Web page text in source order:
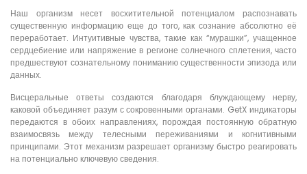
Наш организм несет восхитительной потенциалом распознавать
существенную информацию еще до того, как сознание абсолютно её
переработает. Интуитивные чувства, такие как “мурашки”, учащенное
сердцебиение или напряжение в регионе солнечного сплетения, часто
предшествуют сознательному пониманию существенности эпизода или
данных.
Висцеральные ответы создаются благодаря блуждающему нерву,
каковой объединяет разум с сокровенными органами. GetX индикаторы
передаются в обоих направлениях, порождая постоянную обратную
взаимосвязь между телесными переживаниями и когнитивными
принципами. Этот механизм разрешает организму быстро реагировать
на потенциально ключевую сведения.